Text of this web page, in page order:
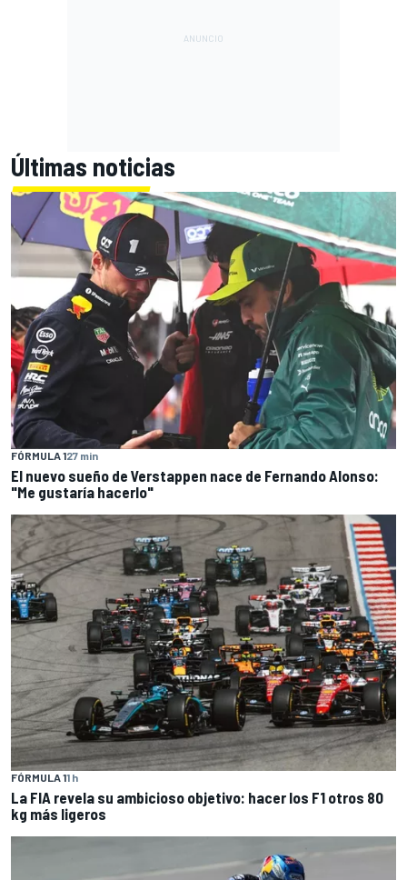
Últimas noticias
FÓRMULA 127 min
El nuevo sueño de Verstappen nace de Fernando Alonso:
"Me gustaría hacerlo"
FÓRMULA 11 h
La FIA revela su ambicioso objetivo: hacer los F1 otros 80
kg más ligeros